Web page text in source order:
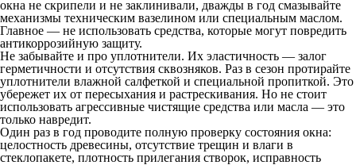
окна не скрипели и не заклинивали, дважды в год смазывайте
механизмы техническим вазелином или специальным маслом.
Главное — не использовать средства, которые могут повредить
антикоррозийную защиту.
Не забывайте и про уплотнители. Их эластичность — залог
герметичности и отсутствия сквозняков. Раз в сезон протирайте
уплотнители влажной салфеткой и специальной пропиткой. Это
убережет их от пересыхания и растрескивания. Но не стоит
использовать агрессивные чистящие средства или масла — это
только навредит.
Один раз в год проводите полную проверку состояния окна:
целостность древесины, отсутствие трещин и влаги в
стеклопакете, плотность прилегания створок, исправность